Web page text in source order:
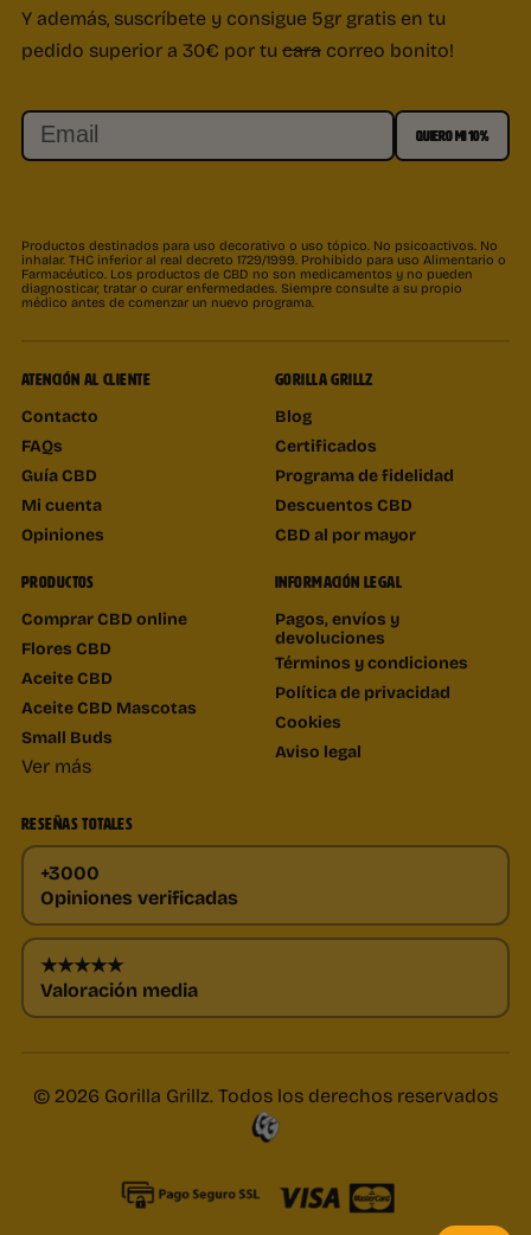
Y además, suscríbete y consigue 5gr gratis en tu
pedido superior a 30€ por tu cara correo bonito!
Email QUIERO MI 10%
Productos destinados para uso decorativo o uso tópico. No psicoactivos. No
inhalar. THC inferior al real decreto 1729/1999. Prohibido para uso Alimentario o
Farmacéutico. Los productos de CBD no son medicamentos y no pueden
diagnosticar, tratar o curar enfermedades. Siempre consulte a su propio
médico antes de comenzar un nuevo programa.
ATENCIÓN AL CLIENTE
Contacto
FAQs
Guía CBD
Mi cuenta
Opiniones
GORILLA GRILLZ
Blog
Certificados
Programa de fidelidad
Descuentos CBD
CBD al por mayor
PRODUCTOS
Comprar CBD online
Flores CBD
Aceite CBD
Aceite CBD Mascotas
Small Buds
Ver más
INFORMACIÓN LEGAL
Pagos, envíos y
devoluciones
Términos y condiciones
Política de privacidad
Cookies
Aviso legal
RESEÑAS TOTALES
+3000
Opiniones verificadas
★★★★★
Valoración media
© 2026 Gorilla Grillz. Todos los derechos reservados